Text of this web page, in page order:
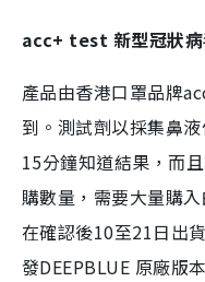
acc+ test 新型冠狀病
產品由香港口罩品牌
到。測試劑以採集鼻
15分鐘知道結果，而
購數量，需要大量購
在確認後10至21日出
發DEEPBLUE 原廠版